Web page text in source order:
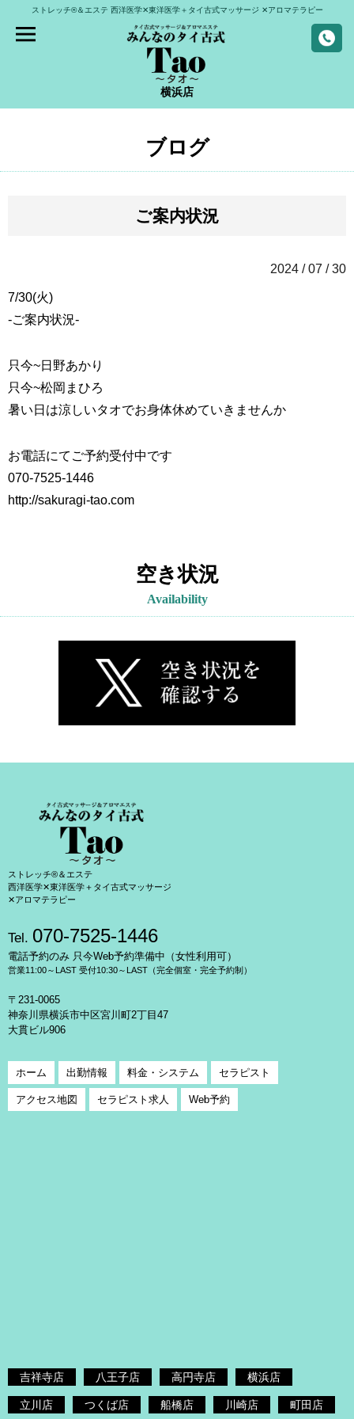
ストレッチ®＆エステ 西洋医学✕東洋医学＋タイ古式マッサージ ✕アロマテラピー
横浜店
ブログ
ご案内状況
2024 / 07 / 30
7/30(火)
-ご案内状況-
只今~日野あかり
只今~松岡まひろ
暑い日は涼しいタオでお身体休めていきませんか
お電話にてご予約受付中です
070-7525-1446
http://sakuragi-tao.com
空き状況
Availability
ストレッチ®＆エステ
西洋医学✕東洋医学＋タイ古式マッサージ
✕アロマテラピー
Tel. 070-7525-1446
電話予約のみ 只今Web予約準備中（女性利用可）
営業11:00～LAST 受付10:30～LAST（完全個室・完全予約制）
〒231-0065
神奈川県横浜市中区宮川町2丁目47
大貫ビル906
ホーム 出勤情報 料金・システム セラピスト
アクセス地図 セラピスト求人 Web予約
吉祥寺店 八王子店 高円寺店 横浜店
立川店 つくば店 船橋店 川崎店 町田店